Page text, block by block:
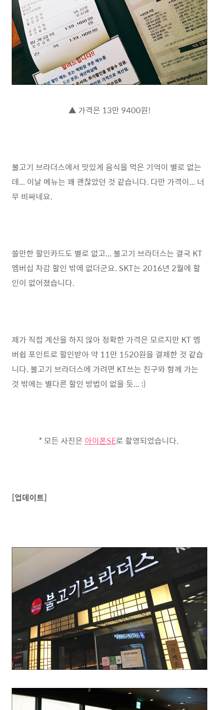
▲ 가격은 13만 9400원!
불고기 브라더스에서 맛있게 음식을 먹은 기억이 별로 없는
데... 이날 메뉴는 꽤 괜찮았던 것 같습니다. 다만 가격이... 너
무 비싸네요.
쓸만한 할인카드도 별로 없고... 불고기 브라더스는 결국 KT
멤버십 차감 할인 밖에 없더군요. SKT는 2016년 2월에 할
인이 없어졌습니다.
제가 직접 계산을 하지 않아 정확한 가격은 모르지만 KT 멤
버쉽 포인트로 할인받아 약 11만 1520원을 결제한 것 같습
니다. 불고기 브라더스에 가려면 KT쓰는 친구와 함께 가는
것 밖에는 별다른 할인 방법이 없을 듯... :)
* 모든 사진은 아이폰SE로 촬영되었습니다.
[업데이트]